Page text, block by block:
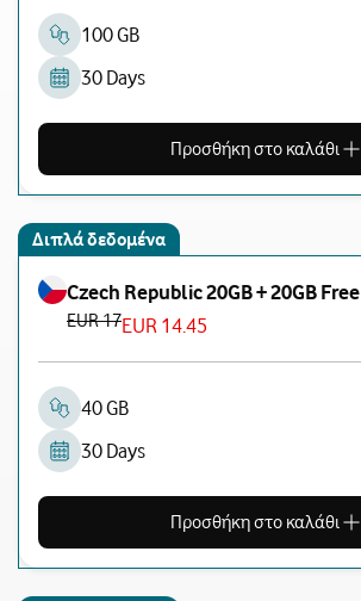
100 GB
30 Days
Προσθήκη στο καλάθι
Διπλά δεδομένα
Czech Republic 20GB + 20GB Free
EUR 17EUR 14.45
40 GB
30 Days
Προσθήκη στο καλάθι